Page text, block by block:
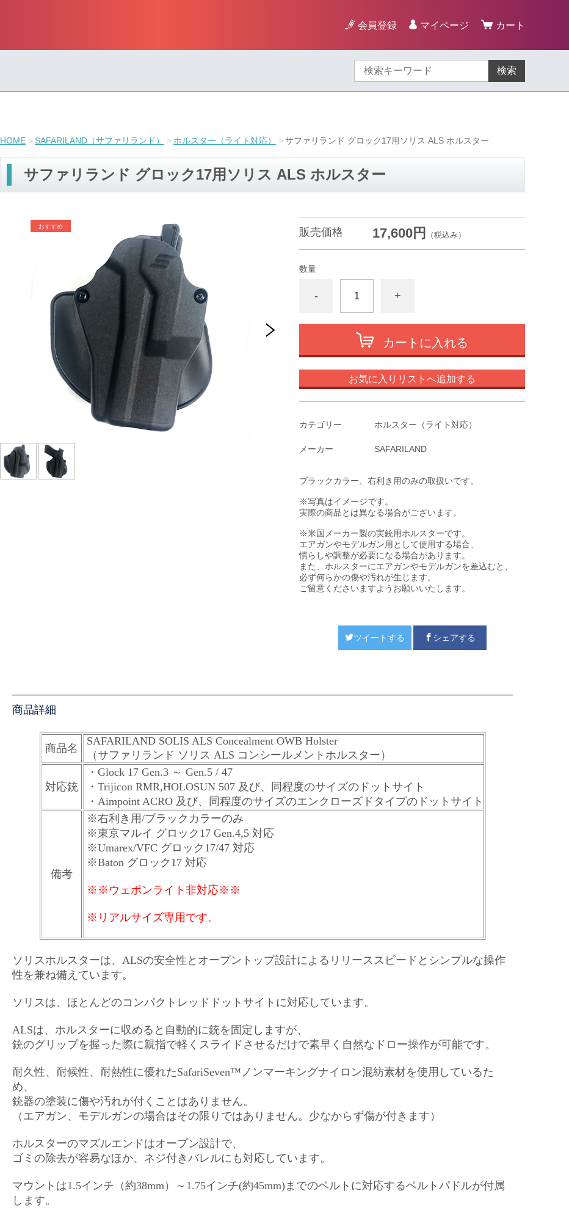
会員登録 マイページ カート
検索
HOME SAFARILAND（サファリランド） ホルスター（ライト対応） サファリランド グロック17用ソリス ALS ホルスター
サファリランド グロック17用ソリス ALS ホルスター
販売価格 17,600円 （税込み）
数量
- +
カートに入れる
お気に入りリストへ追加する
カテゴリー ホルスター（ライト対応）
メーカー SAFARILAND
ブラックカラー、右利き用のみの取扱いです。
※写真はイメージです。
実際の商品とは異なる場合がございます。
※米国メーカー製の実銃用ホルスターです。
エアガンやモデルガン用として使用する場合、
慣らしや調整が必要になる場合があります。
また、ホルスターにエアガンやモデルガンを差込むと、
必ず何らかの傷や汚れが生じます。
ご留意くださいますようお願いいたします。
ツイートする シェアする
商品詳細
商品名
SAFARILAND SOLIS ALS Concealment OWB Holster
（サファリランド ソリス ALS コンシールメントホルスター）
対応銃
・Glock 17 Gen.3 ～ Gen.5 / 47
・Trijicon RMR,HOLOSUN 507 及び、同程度のサイズのドットサイト
・Aimpoint ACRO 及び、同程度のサイズのエンクローズドタイプのドットサイト
備考
※右利き用/ブラックカラーのみ
※東京マルイ グロック17 Gen.4,5 対応
※Umarex/VFC グロック17/47 対応
※Baton グロック17 対応
※ ※ウェポンライト非対応※※
※リアルサイズ専用です。
ソリスホルスターは、ALSの安全性とオープントップ設計によるリリーススピードとシンプルな操作
性を兼ね備えています。
ソリスは、ほとんどのコンパクトレッドドットサイトに対応しています。
ALSは、ホルスターに収めると自動的に銃を固定しますが、
銃のグリップを握った際に親指で軽くスライドさせるだけで素早く自然なドロー操作が可能です。
耐久性、耐候性、耐熱性に優れたSafariSeven™ノンマーキングナイロン混紡素材を使用しているた
め、
銃器の塗装に傷や汚れが付くことはありません。
（エアガン、モデルガンの場合はその限りではありません。少なからず傷が付きます）
ホルスターのマズルエンドはオープン設計で、
ゴミの除去が容易なほか、ネジ付きバレルにも対応しています。
マウントは1.5インチ（約38mm）～1.75インチ(約45mm)までのベルトに対応するベルトパドルが付属
します。